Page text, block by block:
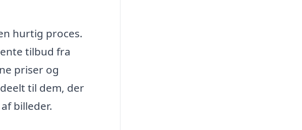
hurtig proces.
tilbud fra
priser og
til dem, der
billeder.